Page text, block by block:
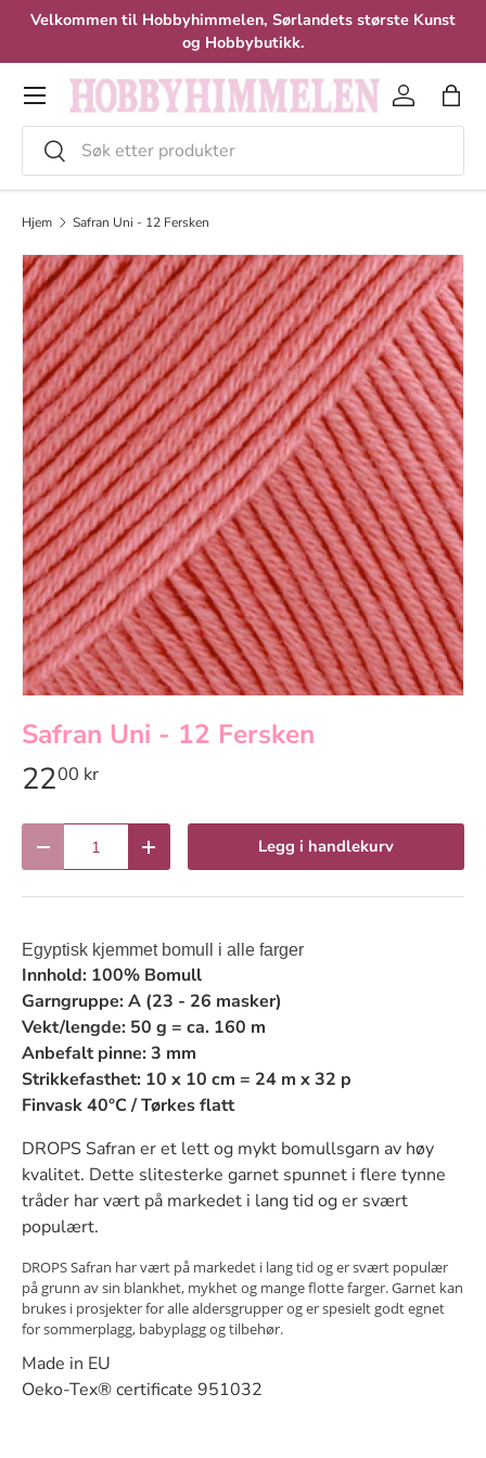
Velkommen til Hobbyhimmelen, Sørlandets største Kunst
og Hobbybutikk.
Meny
Søk
Velg
Logg inn
Hjem Safran Uni - 12 Fersken
Safran Uni - 12 Fersken
2200 kr
Reduser antallØk antall Legg i handlekurv
Egyptisk kjemmet bomull i alle farger
Innhold: 100% Bomull
Garngruppe: A (23 - 26 masker)
Vekt/lengde: 50 g = ca. 160 m
Anbefalt pinne: 3 mm
Strikkefasthet: 10 x 10 cm = 24 m x 32 p
Finvask 40°C / Tørkes flatt
DROPS Safran er et lett og mykt bomullsgarn av høy
kvalitet. Dette slitesterke garnet spunnet i flere tynne
tråder har vært på markedet i lang tid og er svært
populært.
DROPS Safran har vært på markedet i lang tid og er svært populær
på grunn av sin blankhet, mykhet og mange flotte farger. Garnet kan
brukes i prosjekter for alle aldersgrupper og er spesielt godt egnet
for sommerplagg, babyplagg og tilbehør.
Made in EU
Oeko-Tex® certificate 951032